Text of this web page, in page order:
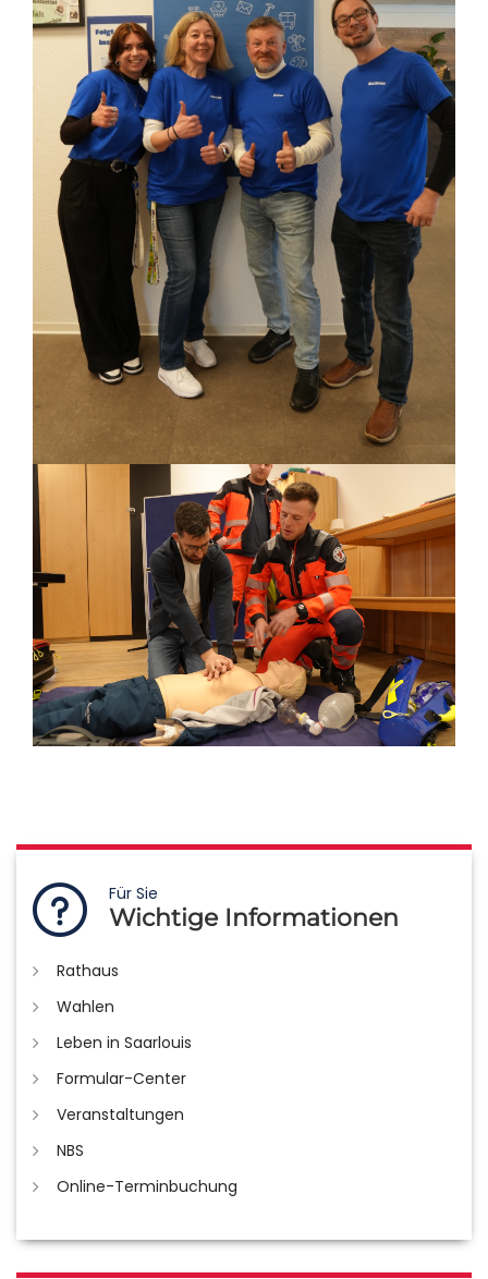
Für Sie
Wichtige Informationen
Rathaus
Wahlen
Leben in Saarlouis
Formular-Center
Veranstaltungen
NBS
Online-Terminbuchung